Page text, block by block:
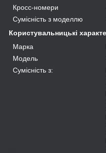
Кросс-номери
Сумісність з моделлю
Користувальницькі
Марка
Модель
Сумісність з: